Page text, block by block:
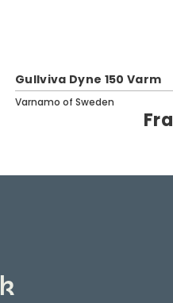
Gullviva Dyne 150 Varm
Varnamo of Sweden
Fra